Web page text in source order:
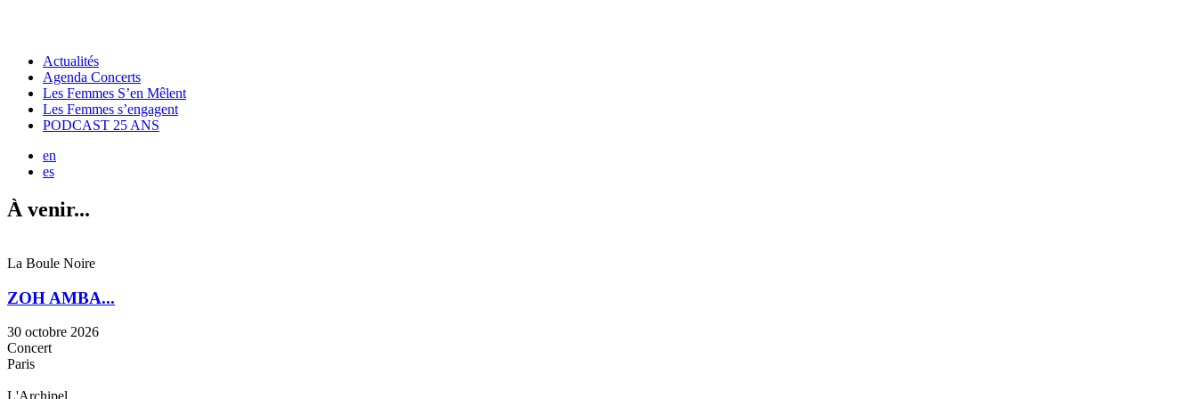
Actualités
Agenda Concerts
Les Femmes S’en Mêlent
Les Femmes s’engagent
PODCAST 25 ANS
en
es
À venir...
La Boule Noire
ZOH AMBA...
30 octobre 2026
Concert
Paris